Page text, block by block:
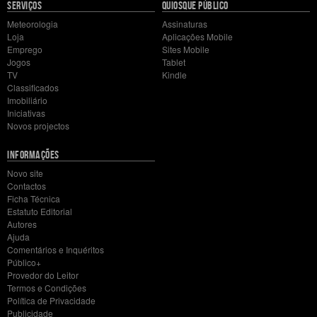
CDU
11,0%
SERVIÇOS
Meteorologia
Loja
Emprego
Jogos
TV
Classificados
Imobiliário
Iniciativas
Novos projectos
QUIOSQUE PÚBLICO
Assinaturas
Aplicações Mobile
Sites Mobile
Tablet
Kindle
INFORMAÇÕES
Novo site
Contactos
Ficha Técnica
Estatuto Editorial
Autores
Ajuda
Comentários e Inquéritos
Público+
Provedor do Leitor
Termos e Condições
Política de Privacidade
Publicidade